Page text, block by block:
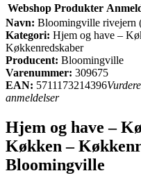
Webshop Produkter
Navn: Bloomingville rivejern
Kategori: Hjem og have –
Køkkenredskaber
Producent: Bloomingville
Varenummer: 309675
EAN: 5711173214396
anmeldelser
Hjem og have –
Køkken –
Bloomingville